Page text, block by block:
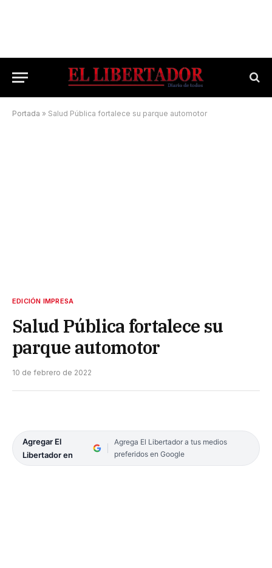
Portada » Salud Pública fortalece su parque automotor
EDICIÓN IMPRESA
Salud Pública fortalece su
parque automotor
10 de febrero de 2022
Agregar El
Libertador en
Agrega El Libertador a tus medios
preferidos en Google